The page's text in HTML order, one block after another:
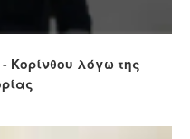
Κορίνθου λόγω της